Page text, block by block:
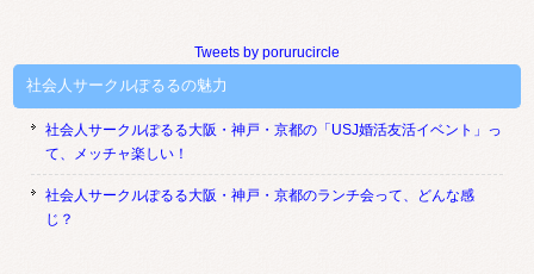
Tweets by porurucircle
社会人サークルぽるるの魅力
社会人サークルぽるる大阪・神戸・京都の「USJ婚活友活イベント」っ
て、メッチャ楽しい！
社会人サークルぽるる大阪・神戸・京都のランチ会って、どんな感
じ？